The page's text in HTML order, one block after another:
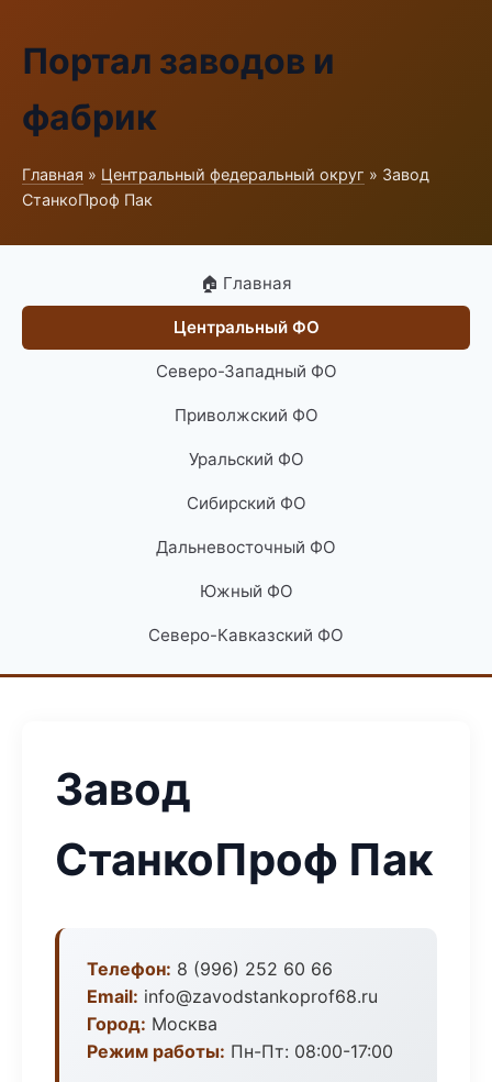
Портал заводов и
фабрик
Главная » Центральный федеральный округ » Завод
СтанкоПроф Пак
🏠 Главная
Центральный ФО
Северо-Западный ФО
Приволжский ФО
Уральский ФО
Сибирский ФО
Дальневосточный ФО
Южный ФО
Северо-Кавказский ФО
Завод
СтанкоПроф Пак
Телефон: 8 (996) 252 60 66
Email: info@zavodstankoprof68.ru
Город: Москва
Режим работы: Пн-Пт: 08:00-17:00